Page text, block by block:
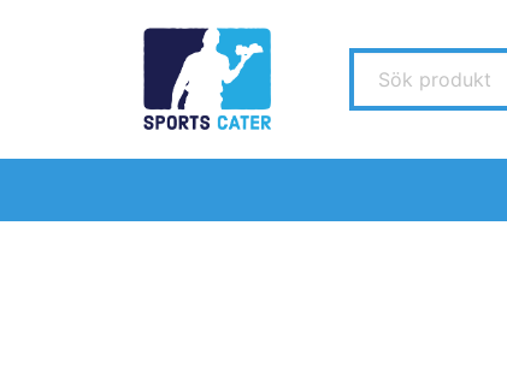
Sök produkt